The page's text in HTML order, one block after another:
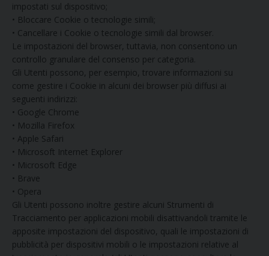
impostati sul dispositivo;
• Bloccare Cookie o tecnologie simili;
• Cancellare i Cookie o tecnologie simili dal browser.
Le impostazioni del browser, tuttavia, non consentono un
controllo granulare del consenso per categoria.
Gli Utenti possono, per esempio, trovare informazioni su
come gestire i Cookie in alcuni dei browser più diffusi ai
seguenti indirizzi:
• Google Chrome
• Mozilla Firefox
• Apple Safari
• Microsoft Internet Explorer
• Microsoft Edge
• Brave
• Opera
Gli Utenti possono inoltre gestire alcuni Strumenti di
Tracciamento per applicazioni mobili disattivandoli tramite le
apposite impostazioni del dispositivo, quali le impostazioni di
pubblicità per dispositivi mobili o le impostazioni relative al